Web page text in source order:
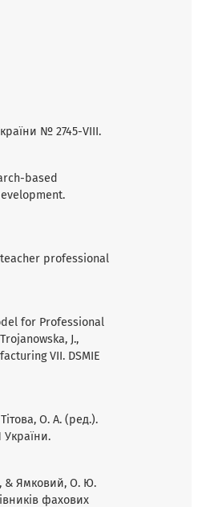
№ 2745-VIII.
based
teacher professional
for Professional
J.,
VII. DSMIE
О. А. (ред.).
& Ямковий, О. Ю.
фахових